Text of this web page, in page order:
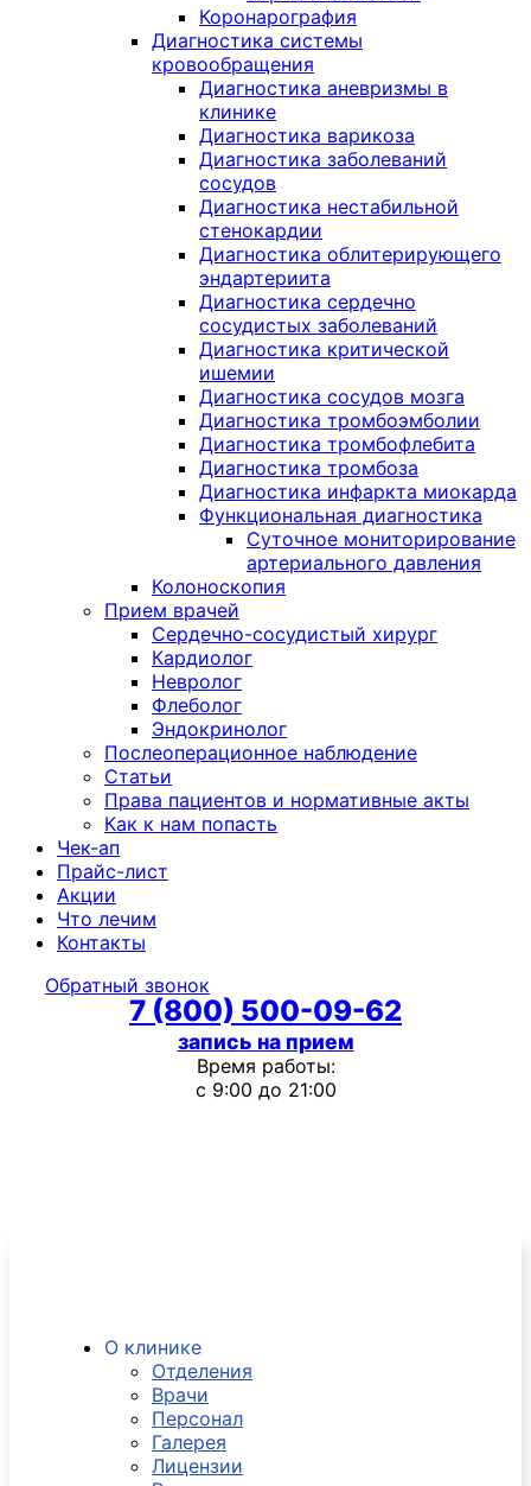
Коронарография
Диагностика системы
кровообращения
Диагностика аневризмы в
клинике
Диагностика варикоза
Диагностика заболеваний
сосудов
Диагностика нестабильной
стенокардии
Диагностика облитерирующего
эндартериита
Диагностика сердечно
сосудистых заболеваний
Диагностика критической
ишемии
Диагностика сосудов мозга
Диагностика тромбоэмболии
Диагностика тромбофлебита
Диагностика тромбоза
Диагностика инфаркта миокарда
Функциональная диагностика
Суточное мониторирование
артериального давления
Колоноскопия
Прием врачей
Сердечно-сосудистый хирург
Кардиолог
Невролог
Флеболог
Эндокринолог
Послеоперационное наблюдение
Статьи
Права пациентов и нормативные акты
Как к нам попасть
Чек-ап
Прайс-лист
Акции
Что лечим
Контакты
Обратный звонок
7 (800) 500-09-62
запись на прием
Время работы:
с 9:00 до 21:00
О клинике
Отделения
Врачи
Персонал
Галерея
Лицензии